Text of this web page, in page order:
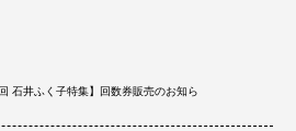
石井ふく子特集】回数券販売のお知ら